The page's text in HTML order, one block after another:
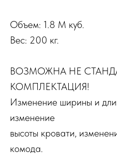
Объем: 1.8 М куб.
Вес: 200 кг.
ВОЗМОЖНА НЕ
КОМПЛЕКТАЦИЯ!
Изменение ширины и
изменение
высоты кровати,
комода.